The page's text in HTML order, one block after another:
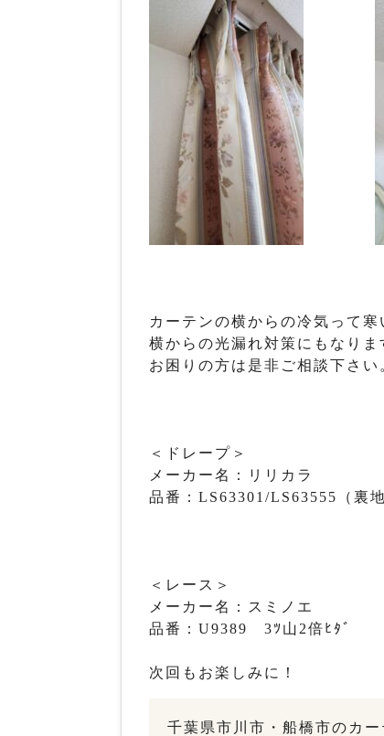
カーテンの横からの冷気って
横からの光漏れ対策にもなりま
お困りの方は是非ご相談下さい
＜ドレープ＞
メーカー名：リリカラ
品番：LS63301/LS63555（裏
＜レース＞
メーカー名：スミノエ
品番：U9389 3ﾂ山2倍ﾋﾀﾞ
次回もお楽しみに！
千葉県市川市・船橋市のカ